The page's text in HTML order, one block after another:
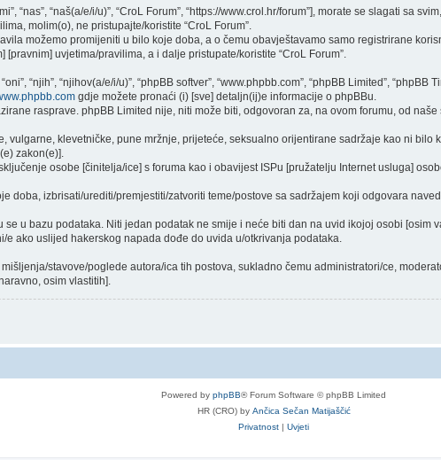
“nas”, “naš(a/e/i/u)”, “CroL Forum”, “https://www.crol.hr/forum”], morate se slagati sa
molim(o), ne pristupajte/koristite “CroL Forum”.
možemo promijeniti u bilo koje doba, a o čemu obavještavamo samo registrirane
uvjetima/pravilima, a i dalje pristupate/koristite “CroL Forum”.
“njih”, “njihov(a/e/i/u)”, “phpBB softver”, “www.phpbb.com”, “phpBB Limited”, “phpBB
gdje možete pronaći (i) [sve] detaljn(ij)e informacije o phpBBu.
rasprave. phpBB Limited nije, niti može biti, odgovoran za, na ovom forumu, od
vulgarne, klevetničke, pune mržnje, prijeteće, seksualno orijentirane sadržaje kao ni
zakon(e)].
osobe [činitelja/ice] s foruma kao i obavijest ISPu [pružatelju Internet usluga]
doba, izbrisati/urediti/premjestiti/zatvoriti teme/postove sa sadržajem koji odgovara
u bazu podataka. Niti jedan podatak ne smije i neće biti dan na uvid ikojoj osobi [osim
e ako uslijed hakerskog napada dođe do uvida u/otkrivanja podataka.
stavove/poglede autora/ica tih postova, sukladno čemu administratori/ce,
osim vlastitih].
Powered by phpBB® Forum Software © phpBB Limited
HR (CRO) by Ančica Sečan Matijaščić
Privatnost | Uvjeti